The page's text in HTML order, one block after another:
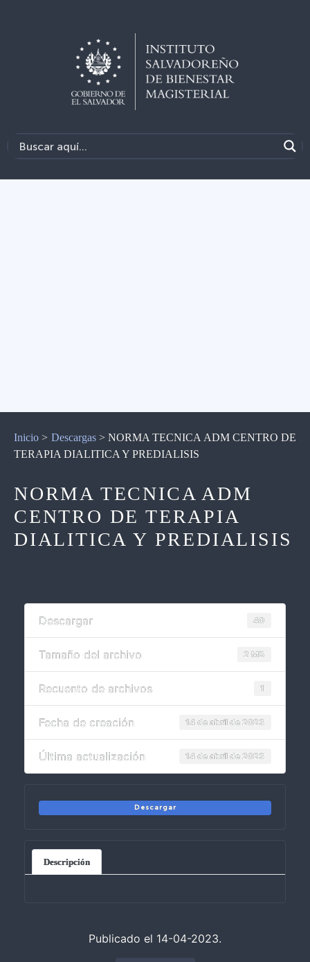
Inicio > Descargas> NORMA TECNICA ADM CENTRO DE
TERAPIA DIALITICA Y PREDIALISIS
NORMA TECNICA ADM
CENTRO DE TERAPIA
DIALITICA Y PREDIALISIS
Descargar 40
Tamaño del archivo 2 MB
Recuento de archivos 1
Fecha de creación 14 de abril de 2023
Última actualización 14 de abril de 2023
Descargar
Descripción
Publicado el 14-04-2023.